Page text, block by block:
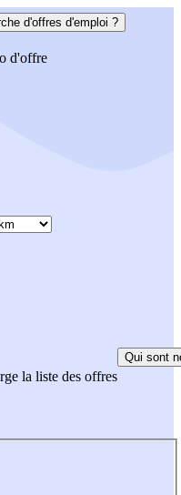
d'offres d'emploi ?
d'offre
la liste des offres
Qui sont